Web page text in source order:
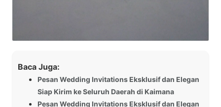
Baca Juga:
Pesan Wedding Invitations Eksklusif dan Elegan
Siap Kirim ke Seluruh Daerah di Kaimana
Pesan Wedding Invitations Eksklusif dan Elegan